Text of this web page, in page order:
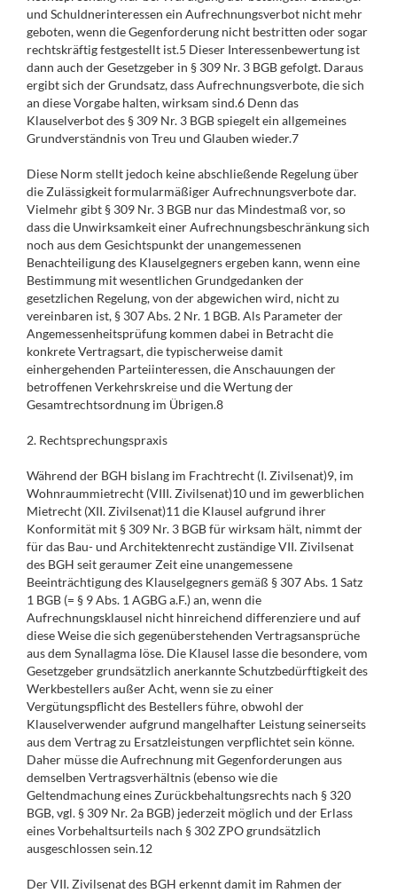
und Schuldnerinteressen ein Aufrechnungsverbot nicht mehr
geboten, wenn die Gegenforderung nicht bestritten oder sogar
rechtskräftig festgestellt ist.5 Dieser Interessenbewertung ist
dann auch der Gesetzgeber in § 309 Nr. 3 BGB gefolgt. Daraus
ergibt sich der Grundsatz, dass Aufrechnungsverbote, die sich
an diese Vorgabe halten, wirksam sind.6 Denn das
Klauselverbot des § 309 Nr. 3 BGB spiegelt ein allgemeines
Grundverständnis von Treu und Glauben wieder.7
Diese Norm stellt jedoch keine abschließende Regelung über
die Zulässigkeit formularmäßiger Aufrechnungsverbote dar.
Vielmehr gibt § 309 Nr. 3 BGB nur das Mindestmaß vor, so
dass die Unwirksamkeit einer Aufrechnungsbeschränkung sich
noch aus dem Gesichtspunkt der unangemessenen
Benachteiligung des Klauselgegners ergeben kann, wenn eine
Bestimmung mit wesentlichen Grundgedanken der
gesetzlichen Regelung, von der abgewichen wird, nicht zu
vereinbaren ist, § 307 Abs. 2 Nr. 1 BGB. Als Parameter der
Angemessenheitsprüfung kommen dabei in Betracht die
konkrete Vertragsart, die typischerweise damit
einhergehenden Parteiinteressen, die Anschauungen der
betroffenen Verkehrskreise und die Wertung der
Gesamtrechtsordnung im Übrigen.8
2. Rechtsprechungspraxis
Während der BGH bislang im Frachtrecht (I. Zivilsenat)9, im
Wohnraummietrecht (VIII. Zivilsenat)10 und im gewerblichen
Mietrecht (XII. Zivilsenat)11 die Klausel aufgrund ihrer
Konformität mit § 309 Nr. 3 BGB für wirksam hält, nimmt der
für das Bau- und Architektenrecht zuständige VII. Zivilsenat
des BGH seit geraumer Zeit eine unangemessene
Beeinträchtigung des Klauselgegners gemäß § 307 Abs. 1 Satz
1 BGB (= § 9 Abs. 1 AGBG a.F.) an, wenn die
Aufrechnungsklausel nicht hinreichend differenziere und auf
diese Weise die sich gegenüberstehenden Vertragsansprüche
aus dem Synallagma löse. Die Klausel lasse die besondere, vom
Gesetzgeber grundsätzlich anerkannte Schutzbedürftigkeit des
Werkbestellers außer Acht, wenn sie zu einer
Vergütungspflicht des Bestellers führe, obwohl der
Klauselverwender aufgrund mangelhafter Leistung seinerseits
aus dem Vertrag zu Ersatzleistungen verpflichtet sein könne.
Daher müsse die Aufrechnung mit Gegenforderungen aus
demselben Vertragsverhältnis (ebenso wie die
Geltendmachung eines Zurückbehaltungsrechts nach § 320
BGB, vgl. § 309 Nr. 2a BGB) jederzeit möglich und der Erlass
eines Vorbehaltsurteils nach § 302 ZPO grundsätzlich
ausgeschlossen sein.12
Der VII. Zivilsenat des BGH erkennt damit im Rahmen der